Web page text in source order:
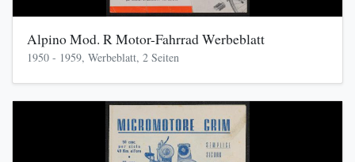
Alpino Mod. R Motor-Fahrrad Werbeblatt
1950 - 1959, Werbeblatt, 2 Seiten